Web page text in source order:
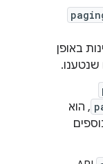
באופן
שנטענו.
, הוא